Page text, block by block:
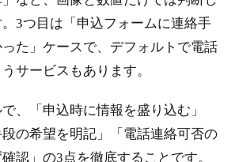
3つ目は「申込フォームに連絡手
た」ケースで、デフォルトで電話
サービスもあります。
、「申込時に情報を盛り込む」
段の希望を明記」「電話連絡可否の
認」の3点を徹底することです。